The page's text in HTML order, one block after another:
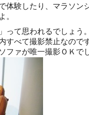
体験したり、マラソン
。
って思われるでしょう。
すべて撮影禁止なのです
ファが唯一撮影ＯＫで